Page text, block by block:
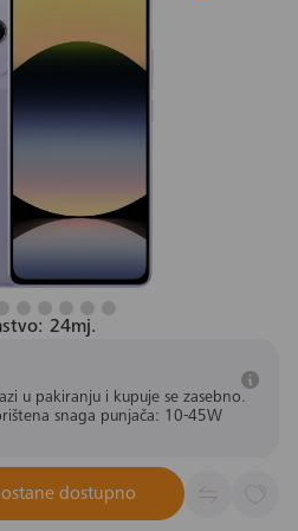
24mj.
u pakiranju i kupuje se zasebno.
snaga punjača: 10-45W
dostupno